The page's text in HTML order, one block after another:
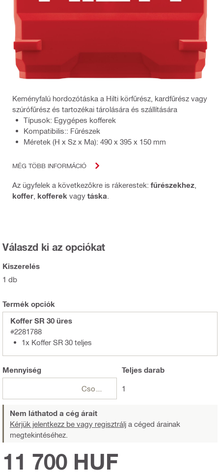
Keményfalú hordozótáska a Hilti körfűrész, kardfűrész vagy
szúrófűrész és tartozékai tárolására és szállítására
Típusok: Egygépes kofferek
Kompatibilis:: Fűrészek
Méretek (H x Sz x Ma): 490 x 395 x 150 mm
MÉG TÖBB INFORMÁCIÓ
Az ügyfelek a következőkre is rákerestek: fűrészekhez
koffer kofferek vagy táska
Válaszd ki az opciókat
Kiszerelés
1 db
Termék opciók
Koffer SR 30 üres
#2281788
1x Koffer SR 30 teljes
Mennyiség Teljesdarab
1
Nem láthatod a cég árait
Kérjük jelentkezz be vagy regisztrálj a céged árainak
megtekintéséhez.
11 700 HUF